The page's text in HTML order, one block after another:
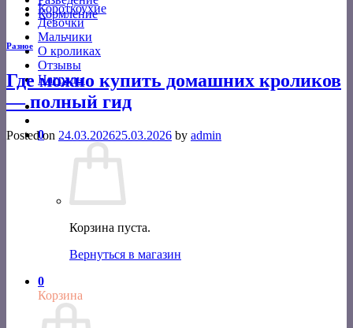
Короткоухие
Девочки
Мальчики
О кроликах
Отзывы
Награды
0
Корзина пуста.
Вернуться в магазин
0
Корзина
Кормление
Разное
Где можно купить домашних кроликов
— полный гид
Posted on 24.03.202625.03.2026 by admin